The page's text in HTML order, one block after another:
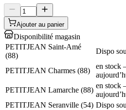
Ajouter au panier
Disponibilité magasin
PETITJEAN Saint-Amé
(88)
Dispo
PETITJEAN Charmes (88)
en stock
PETITJEAN Lamarche (88)
en stock
PETITJEAN Seranville (54) Dispo